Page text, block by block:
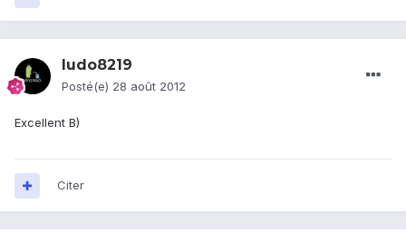
ludo8219
Posté(e) 28 août 2012
Excellent B)
Citer